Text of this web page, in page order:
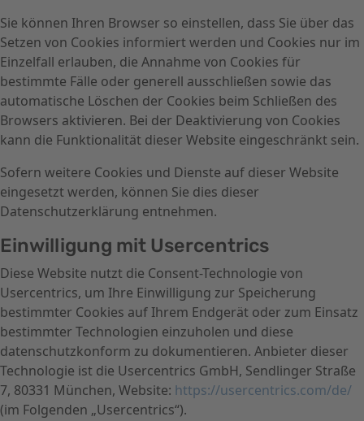
Sie können Ihren Browser so einstellen, dass Sie über das
Setzen von Cookies informiert werden und Cookies nur im
Einzelfall erlauben, die Annahme von Cookies für
bestimmte Fälle oder generell ausschließen sowie das
automatische Löschen der Cookies beim Schließen des
Browsers aktivieren. Bei der Deaktivierung von Cookies
kann die Funktionalität dieser Website eingeschränkt sein.
Sofern weitere Cookies und Dienste auf dieser Website
eingesetzt werden, können Sie dies dieser
Datenschutzerklärung entnehmen.
Einwilligung mit Usercentrics
Diese Website nutzt die Consent-Technologie von
Usercentrics, um Ihre Einwilligung zur Speicherung
bestimmter Cookies auf Ihrem Endgerät oder zum Einsatz
bestimmter Technologien einzuholen und diese
datenschutzkonform zu dokumentieren. Anbieter dieser
Technologie ist die Usercentrics GmbH, Sendlinger Straße
7, 80331 München, Website: https://usercentrics.com/de/
(im Folgenden „Usercentrics“).